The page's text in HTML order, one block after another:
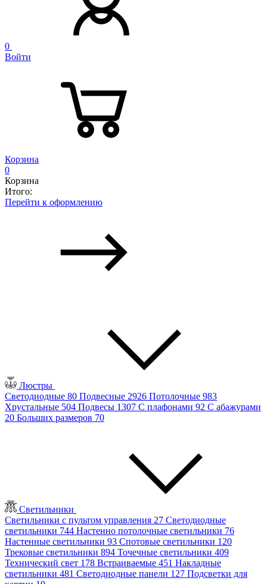
0
Войти
Корзина
0
Корзина
Итого:
Перейти к оформлению
Люстры
Светодиодные 80 Подвесные 2926 Потолочные 983
Хрустальные 504 Подвесы 1307 С плафонами 92 С абажурами
20 Больших размеров 70
Светильники
Светильники с пультом управления 27 Светодиодные
светильники 744 Настенно потолочные светильники 76
Настенные светильники 93 Спотовые светильники 120
Трековые светильники 894 Точечные светильники 409
Технический свет 178 Встраиваемые 451 Накладные
светильники 481 Светодиодные панели 127 Подсветки для